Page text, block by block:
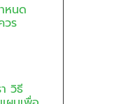
หนด
วร
วิธี